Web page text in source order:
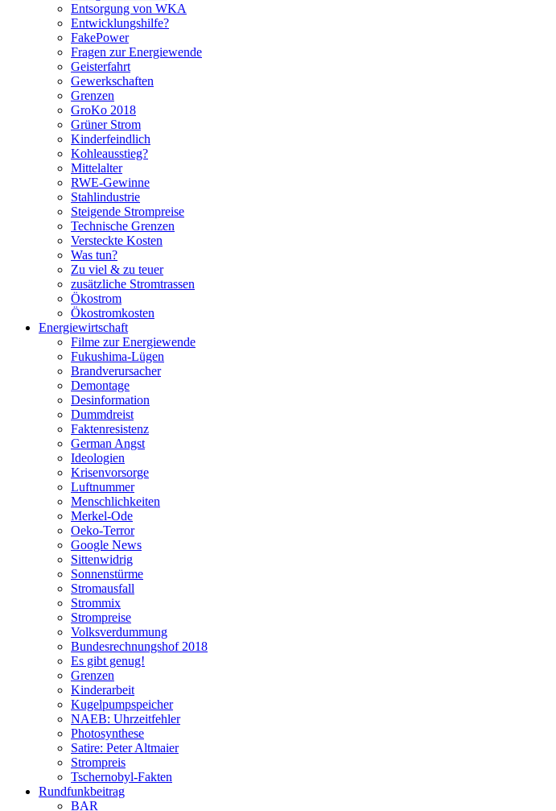
Entsorgung von WKA
Entwicklungshilfe?
FakePower
Fragen zur Energiewende
Geisterfahrt
Gewerkschaften
Grenzen
GroKo 2018
Grüner Strom
Kinderfeindlich
Kohleausstieg?
Mittelalter
RWE-Gewinne
Stahlindustrie
Steigende Strompreise
Technische Grenzen
Versteckte Kosten
Was tun?
Zu viel & zu teuer
zusätzliche Stromtrassen
Ökostrom
Ökostromkosten
Energiewirtschaft
Filme zur Energiewende
Fukushima-Lügen
Brandverursacher
Demontage
Desinformation
Dummdreist
Faktenresistenz
German Angst
Ideologien
Krisenvorsorge
Luftnummer
Menschlichkeiten
Merkel-Ode
Oeko-Terror
Google News
Sittenwidrig
Sonnenstürme
Stromausfall
Strommix
Strompreise
Volksverdummung
Bundesrechnungshof 2018
Es gibt genug!
Grenzen
Kinderarbeit
Kugelpumpspeicher
NAEB: Uhrzeitfehler
Photosynthese
Satire: Peter Altmaier
Strompreis
Tschernobyl-Fakten
Rundfunkbeitrag
BAR